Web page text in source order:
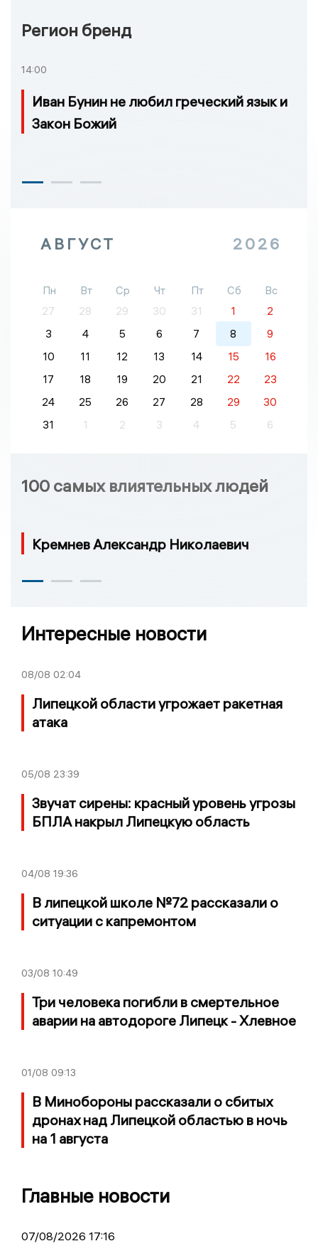
Регион бренд
14:00
Иван Бунин не любил греческий язык и
Закон Божий
АВГУСТ 2026
Пн Вт Ср Чт Пт Сб
Вс
27
28 29 30 31 1
2
3
4 5 6 7 8
9
10
11 12 13 14 15
16
17
18 19 20 21 22
23
24
25 26 27 28 29
30
31
1 2 3 4 5 6
100 самых влиятельных людей
Кремнев Александр Николаевич
Интересные новости
08/08 02:04
Липецкой области угрожает ракетная
атака
05/08 23:39
Звучат сирены: красный уровень угрозы
БПЛА накрыл Липецкую область
04/08 19:36
В липецкой школе №72 рассказали о
ситуации с капремонтом
03/08 10:49
Три человека погибли в смертельное
аварии на автодороге Липецк - Хлевное
01/08 09:13
В Минобороны рассказали о сбитых
дронах над Липецкой областью в ночь
на 1 августа
Главные новости
07/08/2026 17:16